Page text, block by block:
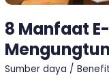
8 Manfaat
Sumber daya /